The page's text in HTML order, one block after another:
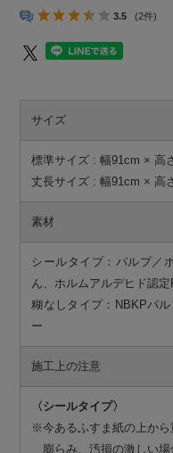
3.5 (2件)
サイズ
標準サイズ : 幅91cm × 高
丈長サイズ : 幅91cm × 高
素材
シールタイプ：パルプ／
ん、ホルムアルデヒド認
糊なしタイプ：NBKPパ
ー
施工上の注意
〈シールタイプ〉
※今あるふすま紙の上か
膨らみ、汚損の激しい